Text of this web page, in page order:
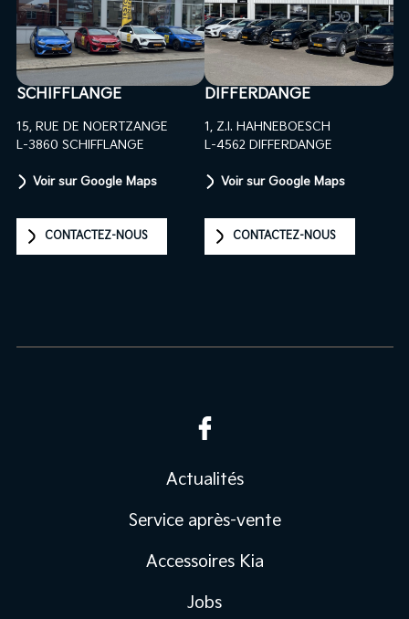
SCHIFFLANGE
15, RUE DE NOERTZANGE
L-3860 SCHIFFLANGE
Voir sur Google Maps
CONTACTEZ-NOUS
DIFFERDANGE
1, Z.I. HAHNEBOESCH
L-4562 DIFFERDANGE
Voir sur Google Maps
CONTACTEZ-NOUS
Actualités
Service après-vente
Accessoires Kia
Jobs